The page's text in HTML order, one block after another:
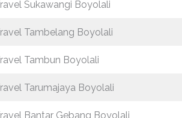
Sukawangi Boyolali
Tambelang Boyolali
Tambun Boyolali
Tarumajaya Boyolali
Bantar Gebang Boyolali